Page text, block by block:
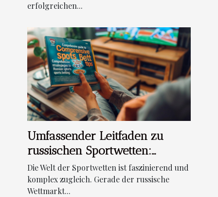
erfolgreichen...
Umfassender Leitfaden zu
russischen Sportwetten:
Strategien und Tipps
Die Welt der Sportwetten ist faszinierend und
komplex zugleich. Gerade der russische
Wettmarkt...